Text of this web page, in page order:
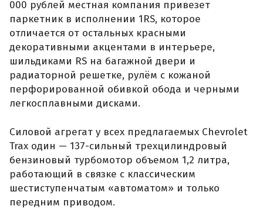
000 рублей местная компания привезет
паркетник в исполнении 1RS, которое
отличается от остальных красными
декоративными акцентами в интерьере,
шильдиками RS на багажной двери и
радиаторной решетке, рулём с кожаной
перфорированной обивкой обода и черными
легкосплавными дисками.
Силовой агрегат у всех предлагаемых Chevrolet
Trax один — 137-сильный трехцилиндровый
бензиновый турбомотор объемом 1,2 литра,
работающий в связке с классическим
шестиступенчатым «автоматом» и только
передним приводом.